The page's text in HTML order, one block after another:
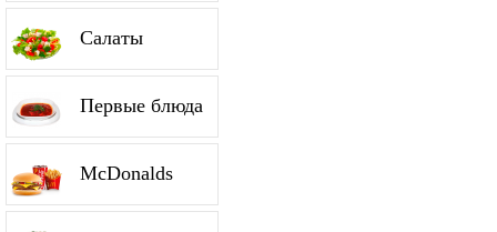
Салаты
Первые блюда
McDonalds